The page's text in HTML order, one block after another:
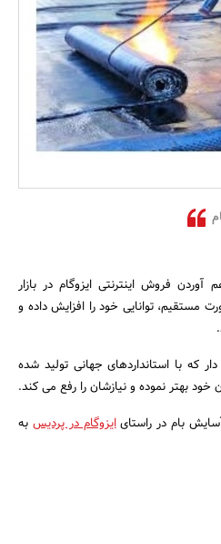
بانک، بیمه و سرمایه
مسکن و ساختمان
فروش اینترنتی ایزوگام در بازار
مستقیم، توانایی خود را افزایش داده و
که با استانداردهای جهانی تولید شده
بهتر نموده و نیازشان را رفع می کند.
بام در راستایایزوگام در پردیس به